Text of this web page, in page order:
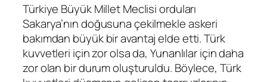
Türkiye Büyük Millet Meclisi orduları
Sakarya’nın doğusuna çekilmekle askeri
bakımdan büyük bir avantaj elde etti. Türk
kuvvetleri için zor olsa da, Yunanlılar için daha
zor olan bir durum oluşturuldu. Böylece, Türk